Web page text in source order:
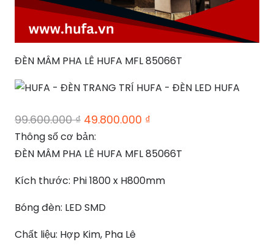
ĐÈN MÂM PHA LÊ HUFA MFL 85066T
99.600.000₫ Giá
gốc
là:
49.800.000 ₫
tại
49.800.000 ₫.
Thông số cơ bản:
ĐÈN MÂM PHA LÊ HUFA MFL 85066T
Kích thước: Phi 1800 x H800mm
Bóng đèn: LED SMD
Chất liệu: Hợp Kim, Pha Lê